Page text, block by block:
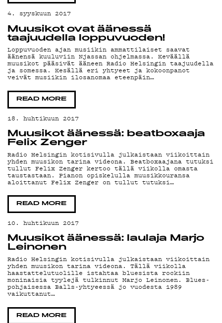
G
4. syyskuun 2017
Muusikot ovat äänessä
taajuudella loppuvuoden!
Loppuvuoden ajan musiikin ammattilaiset saavat
äänensä kuuluviin Njassan ohjelmassa. Keväällä
muusikot pääsivät ääneen Radio Helsingin taajuudella
ja somessa. Kesällä eri yhtyeet ja kokoonpanot
veivät musiikin ilosanomaa eteenpäin…
READ MORE
18. huhtikuun 2017
Muusikot äänessä: beatboxaaja
Felix Zenger
Radio Helsingin kotisivulla julkaistaan viikoittain
yhden muusikon tarina videona. Beatboxaajana tutuksi
tullut Felix Zenger kertoo tällä viikolla omasta
taustastaan. Pianon opiskelulla muusikkouransa
aloittanut Felix Zenger on tullut tutuksi…
READ MORE
10. huhtikuun 2017
Muusikot äänessä: laulaja Marjo
Leinonen
Radio Helsingin kotisivulla julkaistaan viikoittain
yhden muusikon tarina videona. Tällä viikolla
haastattelutuolille istahtaa bluesista rockiin
moninaisia tyylejä tulkinnut Marjo Leinonen. Blues-
pohjaisessa Balls-yhtyeessä jo vuodesta 1989
vaikuttanut…
READ MORE